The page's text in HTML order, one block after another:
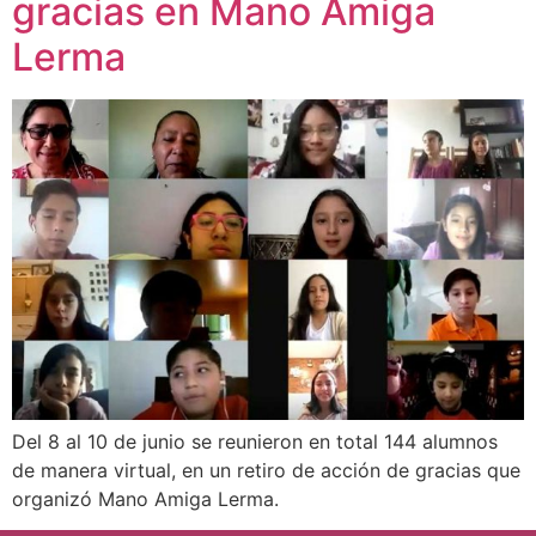
gracias en Mano Amiga
Lerma
Del 8 al 10 de junio se reunieron en total 144 alumnos
de manera virtual, en un retiro de acción de gracias que
organizó Mano Amiga Lerma.